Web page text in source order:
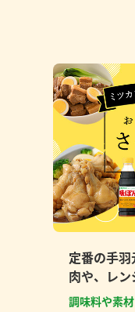
定番の手
肉や、レン
調味料や素